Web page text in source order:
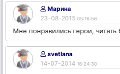
Марина
23-08-2015 05:16:56
Мне понравились герои, читать
svetlana
14-07-2014 16:24:30